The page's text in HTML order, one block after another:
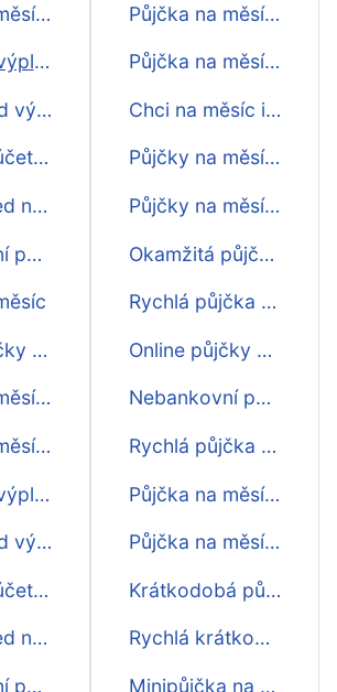
Půjčka na měsíc na účtě
Půjčka do výplaty na měsíc
Půjčka před výplatou na měsíc
Půjčka na účet na měsíc
Půjčka ihned na měsíc
Nebankovní půjčka na měsíc
Rychlé půjčky na měsíc
Půjčky na měsíc online
Půjčky na měsíc na účtě
Půjčky do výplaty na měsíc
Půjčky před výplatou na měsíc
Půjčky na účet na měsíc
Půjčky ihned na měsíc
Nebankovní půjčky na měsíc
Půjčka na měsíc před výplatou
Půjčka na měsíc do výplaty
Chci na měsíc ihned
Půjčky na měsíc na účet
Půjčky na měsíc - srovnání
Okamžitá půjčka na měsíc
Rychlá půjčka na měsíc ihned na účtě
Online půjčky na měsíc ihned na účet
Nebankovní půjčka na měsíc ihned na účet
Rychlá půjčka na měsíc na op
Půjčka na měsíc na občanský průkaz
Půjčka na měsíc online ihned
Krátkodobá půjčka na měsíc ihned
Rychlá krátkodobá půjčka na měsíc
Minipůjčka na měsíc